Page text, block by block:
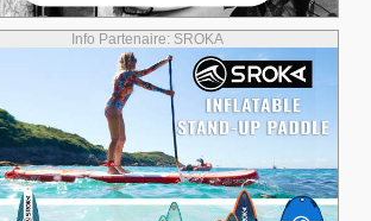
Info Partenaire: SROKA